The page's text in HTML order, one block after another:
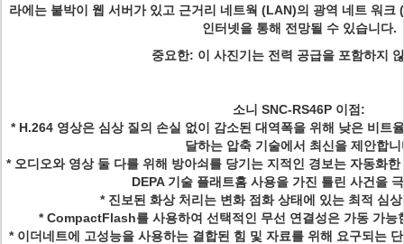
라에는 붙박이 웹 서버가 있고 근거리 네트웍 (LAN)의 광역 네트 워크
인터넷을 통해 전망될 수 있습니다.
중요한: 이 사진기는 전력 공급을 포함하지
소니 SNC-RS46P 이점:
* H.264 영상은 심상 질의 손실 없이 감소된 대역폭을 위해 낮은 비트
달하는 압축 기술에서 최신을 제안합니
* 오디오와 영상 둘 다를 위해 방아쇠를 당기는 지적인 경보는 자동화
DEPA 기술 플래트홈 사용을 가진 틀린 사건을
* 진보된 화상 처리는 변화 점화 상태에 있는 최적 심
* CompactFlash를 사용하여 선택적인 무선 연결성은 가동 가능
* 이더네트에 고성능을 사용하는 결합된 힘 및 자료를 위해 요구되는